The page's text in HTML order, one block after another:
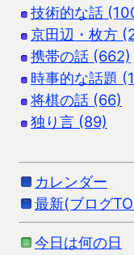
技術的な話
京田辺・枚方
携帯の話 (662)
時事的な話題
将棋の話 (66)
独り言 (89)
カレンダー
最新(ブログ
今日は何の日